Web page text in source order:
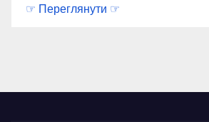
☞ Переглянути ☞